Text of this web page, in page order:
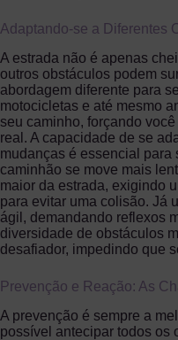
Adaptando-se a Diferentes
A estrada não é apenas
outros obstáculos podem
abordagem diferente para
motocicletas e até mesmo
seu caminho, forçando
real. A capacidade de se
mudanças é essencial para
caminhão se move mais
maior da estrada, exigindo
para evitar uma colisão. Já
ágil, demandando reflexos
diversidade de obstáculos
desafiador, impedindo que
Prevenção e Reação: As
A prevenção é sempre a
possível antecipar todos os